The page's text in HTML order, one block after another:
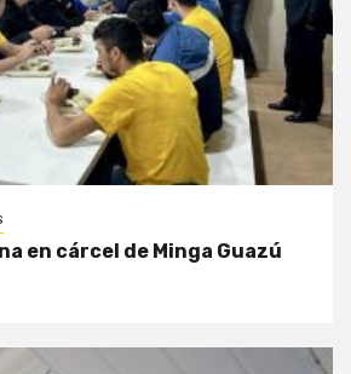
en cárcel de Minga Guazú